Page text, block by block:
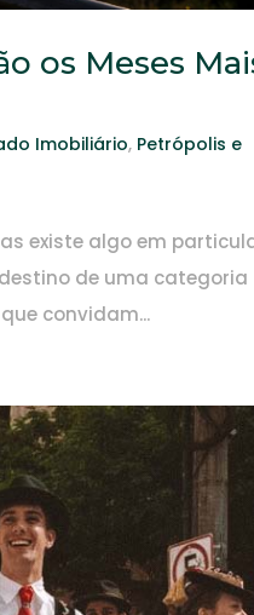
os Meses
Imobiliário, Petrópolis e
existe algo em
de uma categoria
convidam...